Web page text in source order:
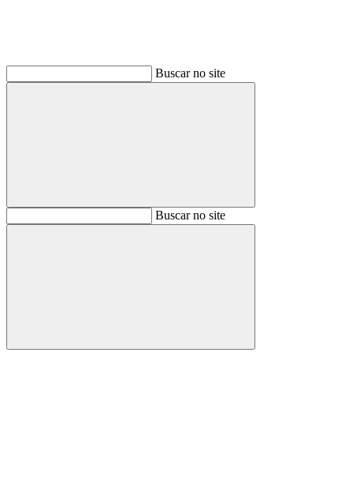
Buscar no site
BuscarBuscar no site
Buscar